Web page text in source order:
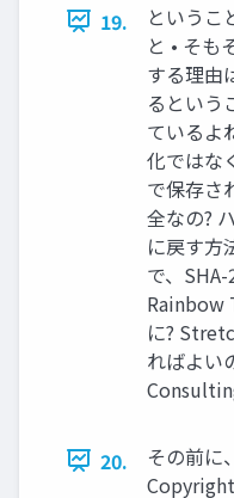
19.
というこ
と • そも
する理由
るという
ているよ
化ではな
で保存さ
全なの?
に戻す方
で、
Rainbow
に?
ればよい
20.
その前に